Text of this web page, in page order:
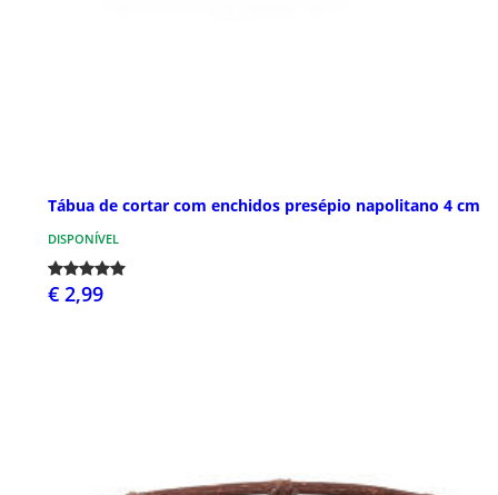
Tábua de cortar com enchidos presépio napolitano 4 cm
DISPONÍVEL
€ 2,99